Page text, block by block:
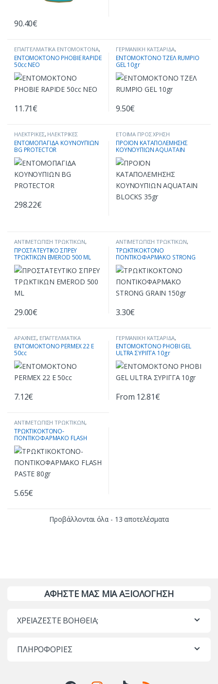
90.40€
ΕΠΑΓΓΕΛΜΑΤΙΚΑ ΕΝΤΟΜΟΚΤΟΝΑ,
ΚΑΤΑΠΟΛΕΜΗΣΗ ΕΝΤΟΜΩΝ ,
ΚΑΤΣΑΡΙΔΕΣ ,ΚΟΡΙΟΙ,ΜΥΡΜΗΓΚΙΑ,
ΨΥΛΛΟΙ
ΕΝΤΟΜΟΚΤΟΝΟ PHOBIE RAPIDE
50cc ΝΕΟ
11.71€
ΓΕΡΜΑΝΙΚΗ ΚΑΤΣΑΡΙΔΑ,
ΕΝΤΟΜΟΚΤΟΝΑ ΣΕ ΜΟΡΦΗ ΤΖΕΛ
ΚΑΤΑΠΟΛΕΜΗΣΗ ΕΝΤΟΜΩΝ,
ΚΑΤΣΑΡΙΔΕΣ
ΕΝΤΟΜΟΚΤΟΝΟ ΤΖΕΛ RUMPIO
GEL 10gr
9.50€
ΗΛΕΚΤΡΙΚΕΣ, ΗΛΕΚΤΡΙΚΕΣ
ΕΝΤΟΜΟΠΑΓΙΔΕΣ ΠΑΝΩ ΑΠΟ 150
ΤΕΤΡΑΓΩΝΙΚΑ ΜΕΤΡΑ,
ΚΟΥΝΟΥΠΙΑ,ΣΥΣΚΕΥΕΣ
ΠΑΓΙΔΕΥΣΗΣ & ΕΞΟΝΤΩΣΗΣ
ΕΝΤΟΜΟΠΑΓΙΔΑ ΚΟΥΝΟΥΠΙΩΝ
BG PROTECTOR
298.22€
ΕΤΟΙΜΑ ΠΡΟΣ ΧΡΗΣΗ
ΕΝΤΟΜΟΚΤΟΝΑ,ΚΑΤΑΠΟΛΕΜΗΣΗ
ΕΝΤΟΜΩΝ,ΚΟΥΝΟΥΠΙΑ,
ΣΥΣΚΕΥΕΣ ΠΑΓΙΔΕΥΣΗΣ &
ΕΞΟΝΤΩΣΗΣ
ΠΡΟΪΟΝ ΚΑΤΑΠΟΛΕΜΗΣΗΣ
ΚΟΥΝΟΥΠΙΩΝ AQUATAIN
BLOCKS 35gr
ΑΝΤΙΜΕΤΩΠΙΣΗ ΤΡΩΚΤΙΚΩΝ,
ΑΠΩΘΗΣΗ - ΠΡΟΣΤΑΣΙΑ ΑΛΛΩΝ
ΖΩΩΝ ,ΑΠΩΘΗΤΙΚΑ, ΣΥΣΚΕΥΕΣ
ΑΠΩΘΗΣΗΣ ΤΡΩΚΤΙΚΩΝ
ΠΡΟΣΤΑΤΕΥΤΙΚΟ ΣΠΡΕΥ
TΡΩΚΤΙΚΩΝ EMEROD 500 ΜL
29.00€
ΑΝΤΙΜΕΤΩΠΙΣΗ ΤΡΩΚΤΙΚΩΝ,
ΤΡΩΚΤΙΚΟΚΤΟΝΑ -
ΠΟΝΤΙΚΟΦΑΡΜΑΚA
ΤΡΩΚΤΙΚΟΚΤΟΝΟ
ΠΟΝΤΙΚΟΦΑΡΜΑΚΟ STRONG
GRAIN 150gr
3.30€
ΑΡΑΧΝΕΣ, ΕΠΑΓΓΕΛΜΑΤΙΚΑ
ΕΝΤΟΜΟΚΤΟΝΑ,ΚΑΤΑΠΟΛΕΜΗΣΗ
ΕΝΤΟΜΩΝ,ΚΑΤΣΑΡΙΔΕΣ,ΚΟΡΙΟΙ
ΚΟΥΝΟΥΠΙΑ
ΑΝΑ ΕΙΔΟΣ ΕΝΤΟΜΟΥ
ΣΦΗΚΟΦΩΛΙΕΣ,ΨΥΛΛΟΙ
ENTOMOKTONO PERMEX 22 E
50cc
7.12€
ΓΕΡΜΑΝΙΚΗ ΚΑΤΣΑΡΙΔΑ,
ΕΝΤΟΜΟΚΤΟΝΑ ΣΕ ΜΟΡΦΗ ΤΖΕΛ
ΚΑΤΑΠΟΛΕΜΗΣΗ ΕΝΤΟΜΩΝ,
ΚΑΤΣΑΡΙΔΕΣ,ΠΡΟΪΟΝΤΑ ΑΝΑ
ΕΙΔΟΣ ΕΝΤΟΜΟΥ
ΕΝΤΟΜΟΚΤΟΝΟ PHOBI GEL
ULTRA ΣΥΡΙΓΓΑ 10gr
From 12.81€
Αυτό το προϊόν έχει
ΑΝΤΙΜΕΤΩΠΙΣΗ ΤΡΩΚΤΙΚΩΝ,
ΤΡΩΚΤΙΚΟΚΤΟΝΑ -
ΠΟΝΤΙΚΟΦΑΡΜΑΚA
ΤΡΩΚΤΙΚΟΚΤΟΝΟ-
ΠΟΝΤΙΚΟΦΑΡΜΑΚΟ FLASH
PASTE 80gr
5.65€
Προβάλλονται όλα - 13 αποτελέσματα
ΑΦΗΣΤΕ ΜΑΣ ΜΙΑ ΑΞΙΟΛΟΓΗΣΗ
ΧΡΕΙΑΖΕΣΤΕ ΒΟΗΘΕΙΑ;
ΠΛΗΡΟΦΟΡΙΕΣ